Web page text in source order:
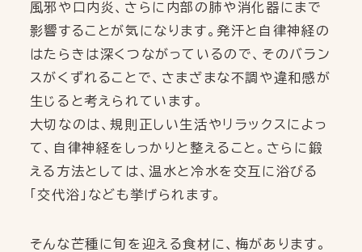
風邪や口内炎、さらに内部の肺や消化器にまで
影響することが気になります。発汗と自律神経の
はたらきは深くつながっているので、そのバラン
スがくずれることで、さまざまな不調や違和感が
生じると考えられています。
大切なのは、規則正しい生活やリラックスによっ
て、自律神経をしっかりと整えること。さらに鍛
える方法としては、温水と冷水を交互に浴びる
「交代浴」なども挙げられます。
そんな芒種に旬を迎える食材に、梅があります。